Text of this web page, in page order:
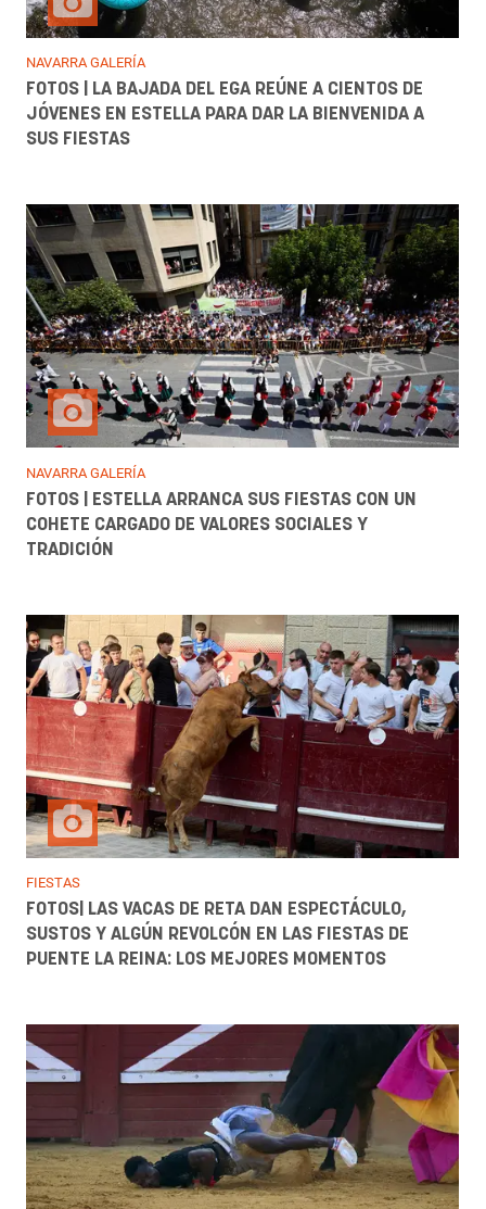
NAVARRA GALERÍA
FOTOS | LA BAJADA DEL EGA REÚNE A CIENTOS DE
JÓVENES EN ESTELLA PARA DAR LA BIENVENIDA A
SUS FIESTAS
NAVARRA GALERÍA
FOTOS | ESTELLA ARRANCA SUS FIESTAS CON UN
COHETE CARGADO DE VALORES SOCIALES Y
TRADICIÓN
FIESTAS
FOTOS| LAS VACAS DE RETA DAN ESPECTÁCULO,
SUSTOS Y ALGÚN REVOLCÓN EN LAS FIESTAS DE
PUENTE LA REINA: LOS MEJORES MOMENTOS